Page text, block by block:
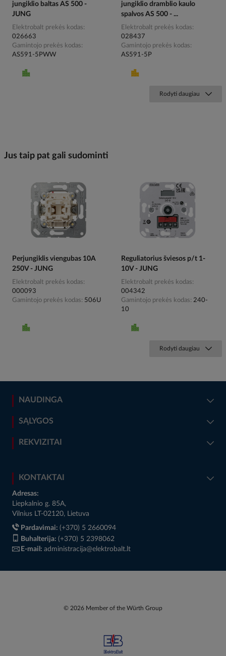
jungiklio baltas AS 500 -
JUNG
Elektrobalt prekės kodas
026663
Gamintojo prekės kodas
AS591-5PWW
jungiklio dramblio kaulo
spalvos AS 500 - ...
Elektrobalt prekės kodas
028437
Gamintojo prekės kodas
AS591-5P
Rodyti daugiau
Jus taip pat gali sudominti
Perjungiklis viengubas 10A
250V - JUNG
Elektrobalt prekės kodas
000093
Gamintojo prekės kodas
506U
Reguliatorius šviesos p/t 1-
10V - JUNG
Elektrobalt prekės kodas
004342
Gamintojo prekės kodas 240-
10
Rodyti daugiau
NAUDINGA
SĄLYGOS
REKVIZITAI
KONTAKTAI
Adresas:
Liepkalnio g. 85A,
Vilnius LT-02120, Lietuva
Pardavimai: (+370) 5 2660094
Buhalterija: (+370) 5 2398062
E-mail: administracija@elektrobalt.lt
© 2026 Member of the Würth Group